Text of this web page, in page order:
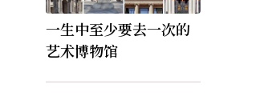
一生中至少要去一次的
艺术博物馆